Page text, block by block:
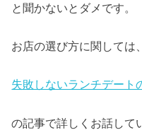
と聞かないとダメです。
お店の選び方に関しては、
失敗しないランチデート
の記事で詳しくお話して